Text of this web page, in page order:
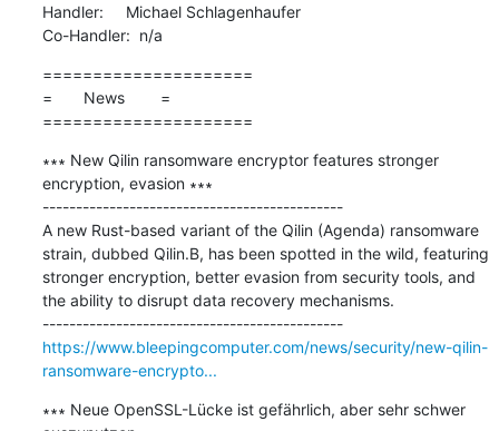
Handler:     Michael Schlagenhaufer
Co-Handler:  n/a
=====================
=       News        =
=====================
∗∗∗ New Qilin ransomware encryptor features stronger
encryption, evasion ∗∗∗
---------------------------------------------
A new Rust-based variant of the Qilin (Agenda) ransomware
strain, dubbed Qilin.B, has been spotted in the wild, featuring
stronger encryption, better evasion from security tools, and
the ability to disrupt data recovery mechanisms.
---------------------------------------------
https://www.bleepingcomputer.com/news/security/new-qilin-
ransomware-encrypto...
∗∗∗ Neue OpenSSL-Lücke ist gefährlich, aber sehr schwer